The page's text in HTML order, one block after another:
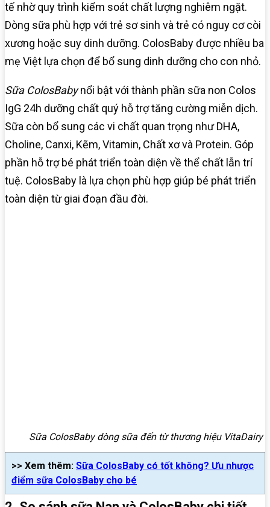
tế nhờ quy trình kiểm soát chất lượng nghiêm ngặt.
Dòng sữa phù hợp với trẻ sơ sinh và trẻ có nguy cơ còi
xương hoặc suy dinh dưỡng. ColosBaby được nhiều ba
mẹ Việt lựa chọn để bổ sung dinh dưỡng cho con nhỏ.
Sữa ColosBabynổi bật với thành phần sữa non Colos
IgG 24h dưỡng chất quý hỗ trợ tăng cường miễn dịch.
Sữa còn bổ sung các vi chất quan trọng như DHA,
Choline, Canxi, Kẽm, Vitamin, Chất xơ và Protein. Góp
phần hỗ trợ bé phát triển toàn diện về thể chất lẫn trí
tuệ. ColosBaby là lựa chọn phù hợp giúp bé phát triển
toàn diện từ giai đoạn đầu đời.
Sữa ColosBaby dòng sữa đến từ thương hiệu VitaDairy
>> Xem thêm: Sữa ColosBaby có tốt không? Ưu nhược
điểm sữa ColosBaby cho bé